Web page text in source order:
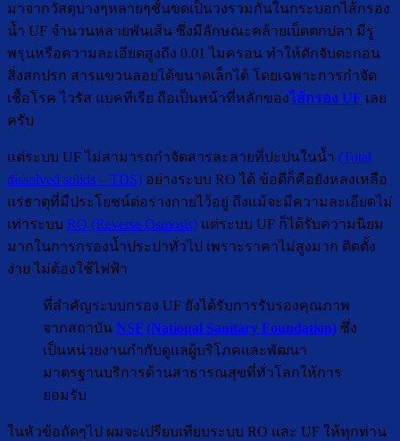
มาจากวัสดุบางๆหลายๆชั้นขดเป็นวงรวมกันในกระบอกไส้กรอง
น้ำ UF จำนวนหลายพันเส้น ซึ่งมีลักษณะคล้ายเบ็ดตกปลา มีรู
พรุนหรือความละเอียดสูงถึง 0.01 ไมครอน ทำให้ดักจับตะกอน
สิ่งสกปรก สารแขวนลอยได้ขนาดเล็กได้ โดยเฉพาะการกำจัด
เชื้อโรค ไวรัส แบคทีเรีย ถือเป็นหน้าที่หลักของไส้กรอง UF เลย
ครับ
แต่ระบบ UF ไม่สามารถกำจัดสารละลายที่ปะปนในน้ำ (Total
dissolved solids – TDS) อย่างระบบ RO ได้ ข้อดีก็คือยังหลงเหลือ
แร่ธาตุที่มีประโยชน์ต่อร่างกายไว้อยู่ ถึงแม้จะมีความละเอียดไม่
เท่าระบบ RO (Reverse Osmosis) แต่ระบบ UF ก็ได้รับความนิยม
มากในการกรองน้ำประปาทั่วไป เพราะราคาไม่สูงมาก ติดตั้ง
ง่าย ไม่ต้องใช้ไฟฟ้า
ที่สำคัญระบบกรอง UF ยังได้รับการรับรองคุณภาพ
จากสถาบัน NSF (National Sanitary Foundation) ซึ่ง
เป็นหน่วยงานกำกับดูแลผู้บริโภคและพัฒนา
มาตรฐานบริการด้านสาธารณสุขที่ทั่วโลกให้การ
ยอมรับ
ในหัวข้อถัดๆไป ผมจะเปรียบเทียบระบบ RO และ UF ให้ทุกท่าน